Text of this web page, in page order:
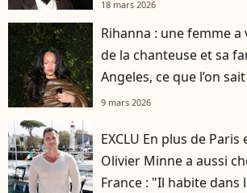
18 mars 2026
Rihanna : une femme a
de la chanteuse et sa
Angeles, ce que l’on
9 mars 2026
EXCLU En plus de Paris
Olivier Minne a aussi
France : "Il habite dans